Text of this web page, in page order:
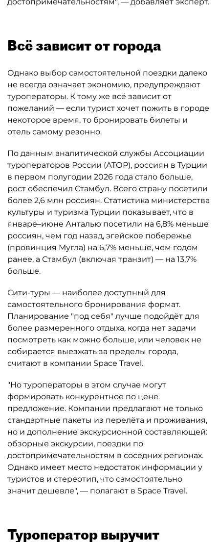
Всё зависит от города
Однако выбор самостоятельной поездки далеко
не всегда означает экономию, предупреждают
туроператоры. К тому же всё зависит от
пожеланий — если турист хочет пожить в городе
некоторое время, то бронировать билеты и
отель самому резонно.
По данным аналитической службы Ассоциации
туроператоров России (АТОР), россиян в Турции
в первом полугодии 2026 года стало больше,
рост обеспечил Стамбул. Всего страну посетили
более 2,6 млн россиян. Статистика министерства
культуры и туризма Турции показывает, что в
январе–июне Анталью посетили на 6,8% меньше
россиян, чем год назад, эгейское побережье
(провинция Мугла) на 6,7% меньше, чем годом
ранее, а Стамбул (включая транзит) — на 13,7%
больше.
Сити-туры — наиболее доступный для
самостоятельного бронирования формат.
Планирование "под себя" лучше подойдёт для
более размеренного отдыха, когда нет задачи
посмотреть как можно больше, или человек не
собирается выезжать за пределы города,
считают в компании Space Travel.
"Но туроператоры в этом случае могут
формировать конкурентное по цене
предложение. Компании предлагают не только
стандартные пакеты из перелёта и проживания,
но и дополнение экскурсионной составляющей:
обзорные экскурсии, поездки по
достопримечательностям в соседних регионах.
Однако имеет место недостаток информации у
туристов и стереотип, что самостоятельно
значит дешевле", — полагают в Space Travel.
Туроператор выручит